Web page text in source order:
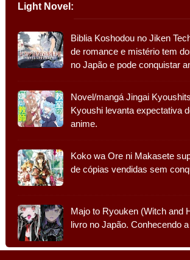
Light Novel:
Biblia Koshodou no Jiken
de romance e mistério tem
no Japão e pode conquistar
Novel/mangá Jingai
Kyoushi levanta expectativa
anime.
Koko wa Ore ni Makasete
de cópias vendidas sem
Majo to Ryouken (Witch and
livro no Japão. Conhecendo